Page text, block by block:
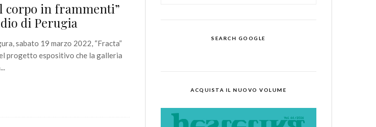
corpo in frammenti”
di Perugia
sabato 19 marzo 2022, “Fracta”
progetto espositivo che la galleria
SEARCH GOOGLE
ACQUISTA IL NUOVO VOLUME